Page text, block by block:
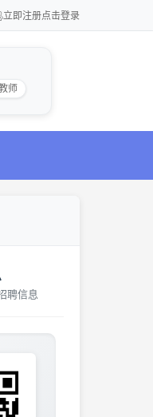
立即注册点击登录
师
聘信息